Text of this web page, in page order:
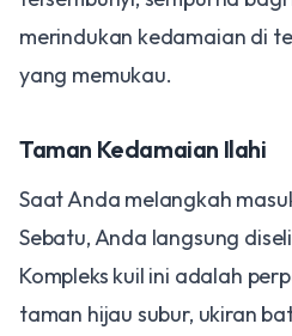
merindukan kedamaian di
yang memukau.
​Taman Kedamaian Ilahi
​Saat Anda melangkah
Sebatu, Anda langsung
Kompleks kuil ini adalah
taman hijau subur, ukiran